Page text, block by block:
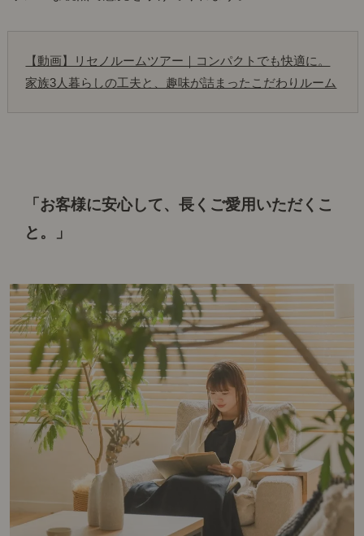
【動画】リセノルームツアー｜コンパクトでも快適に。
家族3人暮らしの工夫と、趣味が詰まったこだわりルーム
「お客様に安心して、長くご愛用いただくこ
と。」